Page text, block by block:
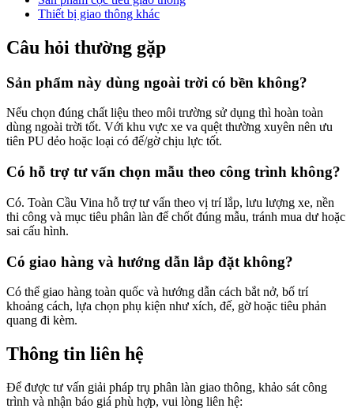
Thiết bị giao thông khác
Câu hỏi thường gặp
Sản phẩm này dùng ngoài trời có bền không?
Nếu chọn đúng chất liệu theo môi trường sử dụng thì hoàn toàn
dùng ngoài trời tốt. Với khu vực xe va quệt thường xuyên nên ưu
tiên PU dẻo hoặc loại có đế/gờ chịu lực tốt.
Có hỗ trợ tư vấn chọn mẫu theo công trình không?
Có. Toàn Cầu Vina hỗ trợ tư vấn theo vị trí lắp, lưu lượng xe, nền
thi công và mục tiêu phân làn để chốt đúng mẫu, tránh mua dư hoặc
sai cấu hình.
Có giao hàng và hướng dẫn lắp đặt không?
Có thể giao hàng toàn quốc và hướng dẫn cách bắt nở, bố trí
khoảng cách, lựa chọn phụ kiện như xích, đế, gờ hoặc tiêu phản
quang đi kèm.
Thông tin liên hệ
Để được tư vấn giải pháp trụ phân làn giao thông, khảo sát công
trình và nhận báo giá phù hợp, vui lòng liên hệ: